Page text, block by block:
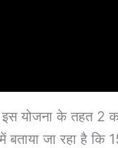
इस योजना के तहत 2
बताया जा रहा है कि